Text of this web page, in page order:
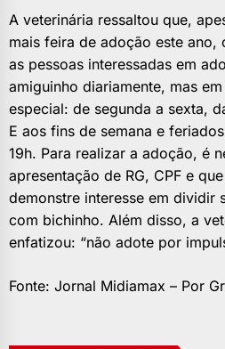
A veterinária ressaltou que,
mais feira de adoção este ano,
as pessoas interessadas em
amiguinho diariamente, mas
especial: de segunda a sexta,
E aos fins de semana e
19h. Para realizar a adoção, é
apresentação de RG, CPF e
demonstre interesse em dividir
com bichinho. Além disso, a
enfatizou: “não adote por
Fonte: Jornal Midiamax – Por